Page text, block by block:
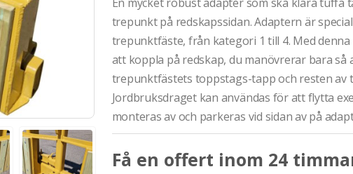
trepunkt på redskapssidan. Adaptern är
trepunktfäste, från kategori 1 till 4. Med
att koppla på redskap, du manövrerar bara
trepunktfästets toppstags-tapp och resten
Jordbruksdraget kan användas för att flytta
monteras av och parkeras vid sidan av på
Få en offert inom 24